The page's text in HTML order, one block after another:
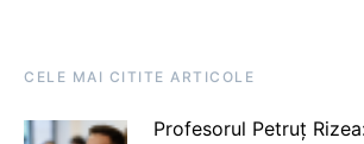
CELE MAI CITITE ARTICOLE
Profesorul Petruț